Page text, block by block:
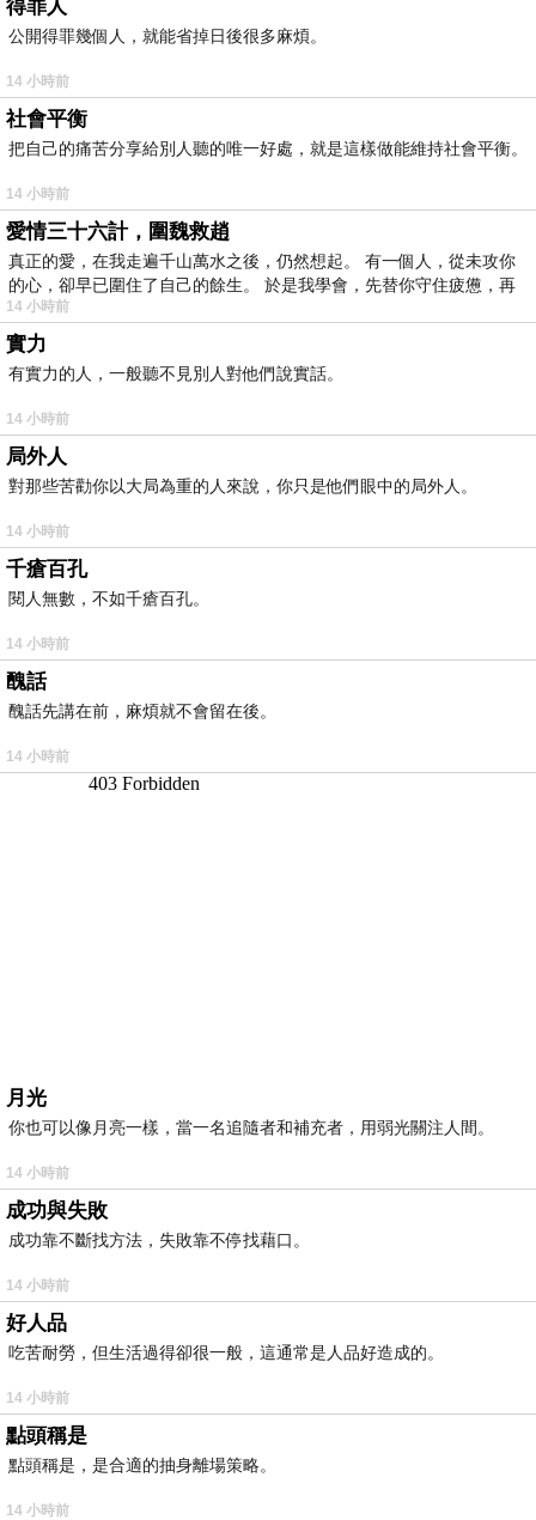
得罪人
公開得罪幾個人，就能省掉日後很多麻煩。
14 小時前
社會平衡
把自己的痛苦分享給別人聽的唯一好處，就是這樣做能維持社會平衡。
14 小時前
愛情三十六計，圍魏救趙
真正的愛，在我走遍千山萬水之後，仍然想起。 有一個人，從未攻你
的心，卻早已圍住了自己的餘生。 於是我學會，先替你守住疲憊，再
14 小時前
實力
有實力的人，一般聽不見別人對他們說實話。
14 小時前
局外人
對那些苦勸你以大局為重的人來說，你只是他們眼中的局外人。
14 小時前
千瘡百孔
閱人無數，不如千瘡百孔。
14 小時前
醜話
醜話先講在前，麻煩就不會留在後。
14 小時前
月光
你也可以像月亮一樣，當一名追隨者和補充者，用弱光關注人間。
14 小時前
成功與失敗
成功靠不斷找方法，失敗靠不停找藉口。
14 小時前
好人品
吃苦耐勞，但生活過得卻很一般，這通常是人品好造成的。
14 小時前
點頭稱是
點頭稱是，是合適的抽身離場策略。
14 小時前